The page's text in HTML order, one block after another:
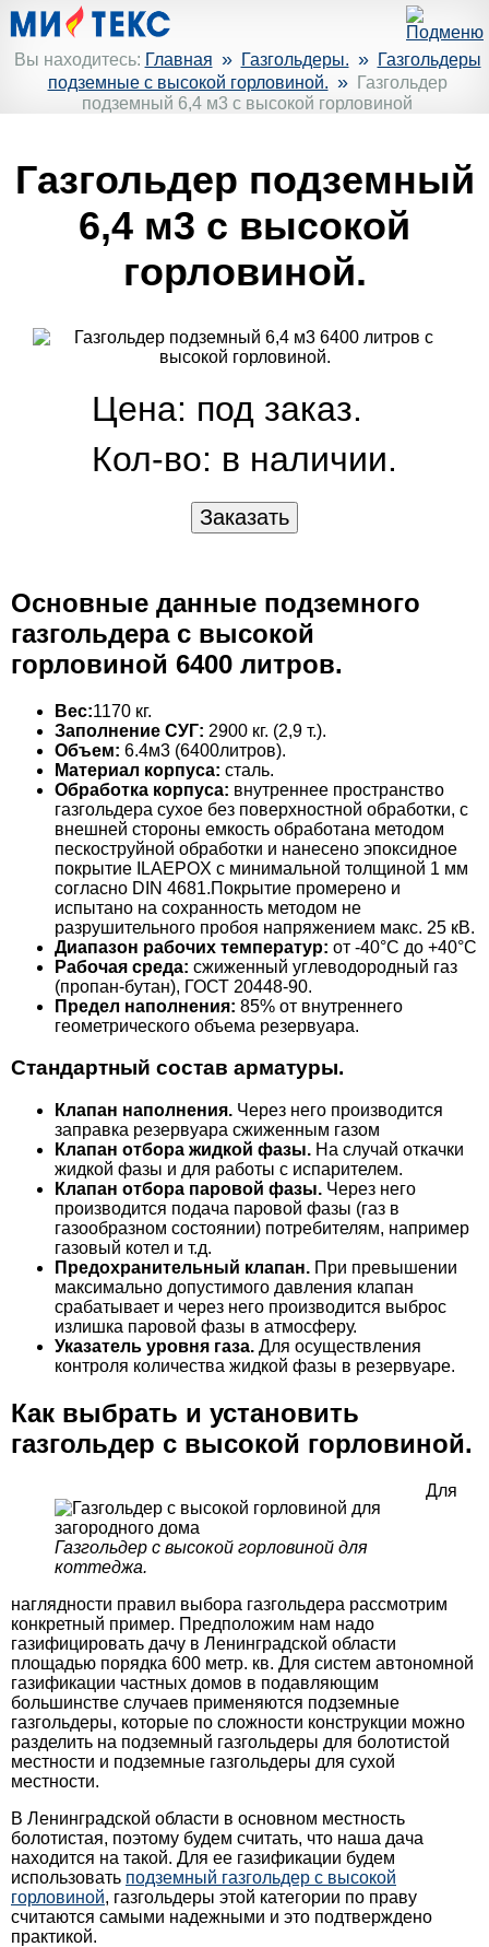
Вы находитесь: Главная » Газгольдеры. » Газгольдеры
подземные с высокой горловиной. »
Газгольдер
подземный 6,4 м3 с высокой горловиной
Газгольдер подземный
6,4 м3 с высокой
горловиной.
Цена: под заказ.
Кол-во: в наличии.
Основные данные подземного
газгольдера с высокой
горловиной 6400 литров.
Вес:1170 кг.
Заполнение СУГ: 2900 кг. (2,9 т.).
Объем: 6.4м3 (6400литров).
Материал корпуса: сталь.
Обработка корпуса: внутреннее пространство
газгольдера сухое без поверхностной обработки, с
внешней стороны емкость обработана методом
пескоструйной обработки и нанесено эпоксидное
покрытие ILAEPOX с минимальной толщиной 1 мм
согласно DIN 4681.Покрытие промерено и
испытано на сохранность методом не
разрушительного пробоя напряжением макс. 25 кВ.
Диапазон рабочих температур: от -40°C до +40°C
Рабочая среда: сжиженный углеводородный газ
(пропан-бутан), ГОСТ 20448-90.
Предел наполнения: 85% от внутреннего
геометрического объема резервуара.
Стандартный состав арматуры.
Клапан наполнения. Через него производится
заправка резервуара сжиженным газом
Клапан отбора жидкой фазы. На случай откачки
жидкой фазы и для работы с испарителем.
Клапан отбора паровой фазы. Через него
производится подача паровой фазы (газ в
газообразном состоянии) потребителям, например
газовый котел и т.д.
Предохранительный клапан. При превышении
максимально допустимого давления клапан
срабатывает и через него производится выброс
излишка паровой фазы в атмосферу.
Указатель уровня газа. Для осуществления
контроля количества жидкой фазы в резервуаре.
Как выбрать и установить
газгольдер с высокой горловиной.
Газгольдер с высокой горловиной для
коттеджа.
Для
наглядности правил выбора газгольдера рассмотрим
конкретный пример. Предположим нам надо
газифицировать дачу в Ленинградской области
площадью порядка 600 метр. кв. Для систем автономной
газификации частных домов в подавляющим
большинстве случаев применяются подземные
газгольдеры, которые по сложности конструкции можно
разделить на подземный газгольдеры для болотистой
местности и подземные газгольдеры для сухой
местности.
В Ленинградской области в основном местность
болотистая, поэтому будем считать, что наша дача
находится на такой. Для ее газификации будем
использовать подземный газгольдер с высокой
горловиной, газгольдеры этой категории по праву
считаются самыми надежными и это подтверждено
практикой.